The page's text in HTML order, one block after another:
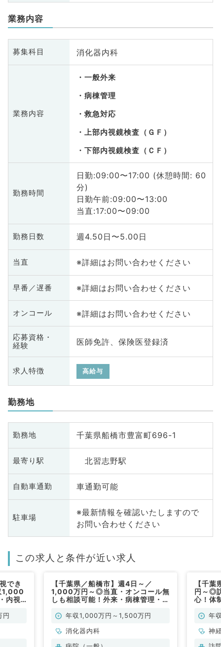
業務内容
募集科目 消化器内科
業務内容
一般外来
病棟管理
救急対応
上部内視鏡検査（ＧＦ）
下部内視鏡検査（ＣＦ）
勤務時間
日勤:09:00〜17:00 (休憩時間: 60
分)
日勤午前:09:00〜13:00
当直:17:00〜09:00
勤務日数 週4.50日〜5.00日
当直 ※詳細はお問い合わせください
早番／遅番 ※詳細はお問い合わせください
オンコール ※詳細はお問い合わせください
応募資格・
経験
医師免許、保険医登録済
求人特徴 高給与
勤務地
勤務地 千葉県船橋市豊富町696-1
最寄り駅 北習志野駅
自動車通勤 車通勤可能
駐車場
※最新情報を確認いたしますので
お問い合わせください
この求人と条件が近い求人
でき
1,000
内視
円
【千葉県／船橋市】週4日～／
1,000万円～◎当直・オンコール無
しも相談可能！外来・病棟管理・内
科／常勤)
年収1,000万円～1,500万円
消化器内科
【千
円～◎
心！体
系・外
年
神
科